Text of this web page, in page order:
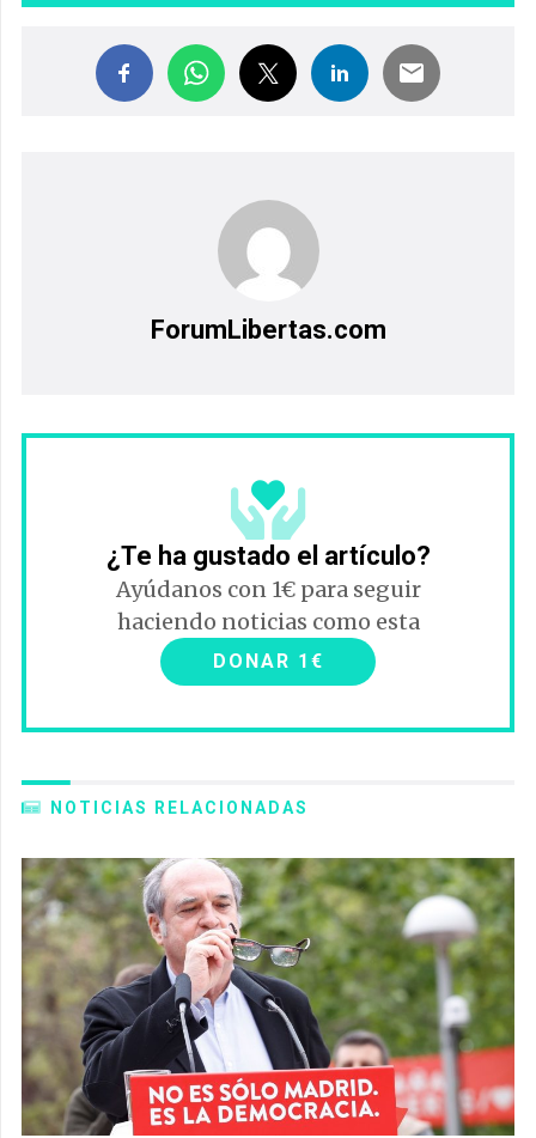
ForumLibertas.com
¿Te ha gustado el artículo?
Ayúdanos con 1€ para seguir
haciendo noticias como esta
DONAR 1€
NOTICIAS RELACIONADAS